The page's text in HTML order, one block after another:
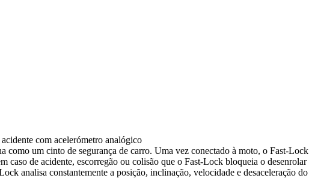
com acelerómetro analógico
um cinto de segurança de carro. Uma vez conectado à moto, o Fast-Lock
caso de acidente, escorregão ou colisão que o Fast-Lock bloqueia o desenrolar
analisa constantemente a posição, inclinação, velocidade e desaceleração do